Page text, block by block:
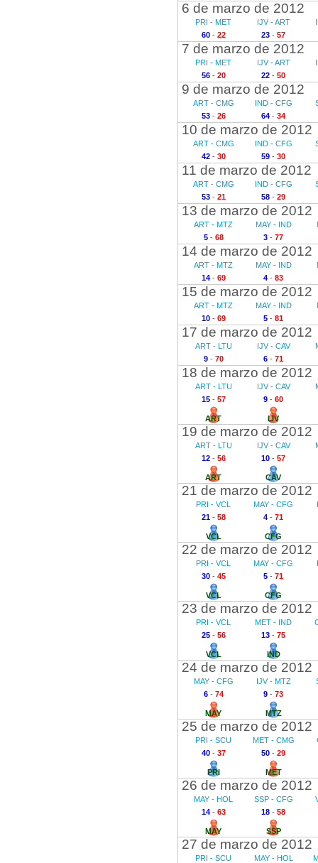
6 de marzo de 2012
PRI - MET
60- 22
IJV - ART
23 - 57
7 de marzo de 2012
PRI - MET
56- 20
IJV - ART
22 - 50
9 de marzo de 2012
ART - CMG
53- 26
IND - CFG
64 - 34
10 de marzo de 2012
ART - CMG
42- 30
IND - CFG
59 - 30
11 de marzo de 2012
ART - CMG
53- 21
IND - CFG
58 - 29
13 de marzo de 2012
ART - MTZ
5- 68
MAY - IND
3 - 77
14 de marzo de 2012
ART - MTZ
14- 69
MAY - IND
4 - 83
15 de marzo de 2012
ART - MTZ
10- 69
MAY - IND
5 - 81
17 de marzo de 2012
ART - LTU
9- 70
IJV - CAV
6 - 71
18 de marzo de 2012
ART - LTU
15- 57
ART
IJV - CAV
9 - 60
IJV
19 de marzo de 2012
ART - LTU
12- 56
ART
IJV - CAV
10 - 57
CAV
21 de marzo de 2012
PRI - VCL
21- 58
VCL
MAY - CFG
4 - 71
CFG
22 de marzo de 2012
PRI - VCL
30- 45
VCL
MAY - CFG
5 - 71
CFG
23 de marzo de 2012
PRI - VCL
25- 56
VCL
MET - IND
13 - 75
IND
24 de marzo de 2012
MAY - CFG
6- 74
MAY
IJV - MTZ
9 - 73
MTZ
25 de marzo de 2012
PRI - SCU
40- 37
PRI
MET - CMG
50 - 29
MET
26 de marzo de 2012
MAY - HOL
14- 63
MAY
SSP - CFG
18 - 58
SSP
27 de marzo de 2012
PRI - SCU
MAY - HOL